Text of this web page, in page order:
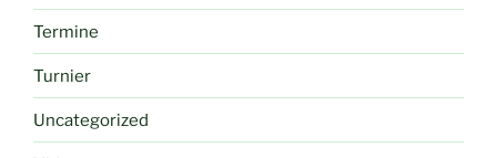
Termine
Turnier
Uncategorized